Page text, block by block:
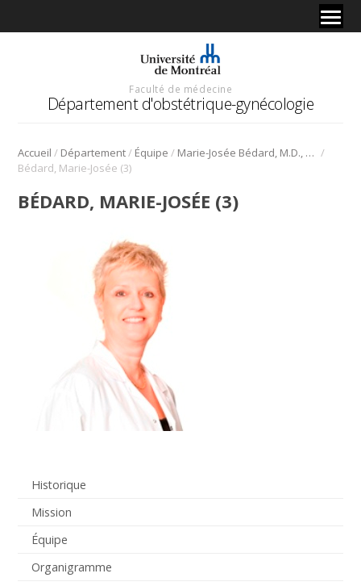
Faculté de médecine
Département d'obstétrique-gynécologie
Accueil / Département/ Équipe / Marie-Josée Bédard, M.D., F.R.C.S.C. /
Bédard, Marie-Josée (3)
Historique
Mission
Équipe
Organigramme
BÉDARD, MARIE-JOSÉE (3)